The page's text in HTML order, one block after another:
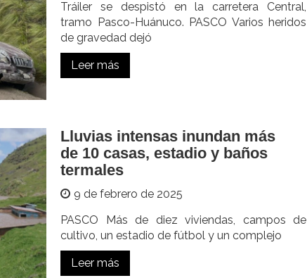
Tráiler se despistó en la carretera Central,
tramo Pasco-Huánuco. PASCO Varios heridos
de gravedad dejó
Leer más
Lluvias intensas inundan más
de 10 casas, estadio y baños
termales
9 de febrero de 2025
PASCO Más de diez viviendas, campos de
cultivo, un estadio de fútbol y un complejo
Leer más